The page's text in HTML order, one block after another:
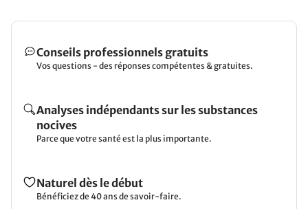
Conseils professionnels gratuits
Vos questions - des réponses compétentes & gratuites.
Analyses indépendants sur les substances
nocives
Parce que votre santé est la plus importante.
Naturel dès le début
Bénéficiez de 40 ans de savoir-faire.